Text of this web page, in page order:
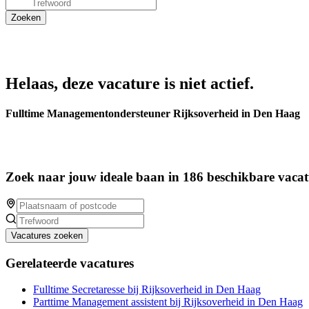
Helaas, deze vacature is niet actief.
Fulltime Managementondersteuner Rijksoverheid in Den Haag
Zoek naar jouw ideale baan in 186 beschikbare
Vacatures zoeken
Gerelateerde vacatures
Fulltime Secretaresse bij Rijksoverheid in Den Haag
Parttime Management assistent bij Rijksoverheid in Den Haag